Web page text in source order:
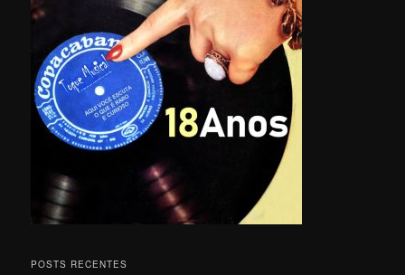
POSTS RECENTES